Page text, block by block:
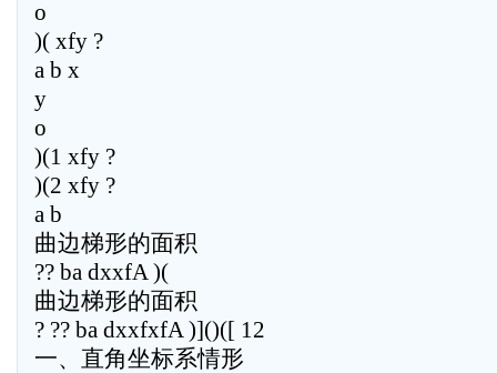
o
)( xfy ?
a b x
y
o
)(1 xfy ?
)(2 xfy ?
a b
曲边梯形的面积
?? ba dxxfA )(
曲边梯形的面积
? ?? ba dxxfxfA )]()([ 12
一、直角坐标系情形